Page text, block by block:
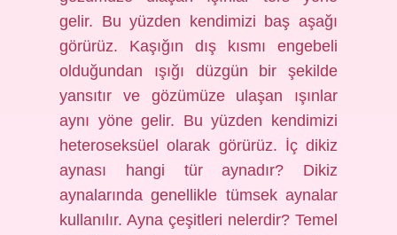
gelir. Bu yüzden kendimizi baş aşağı
görürüz. Kaşığın dış kısmı engebeli
olduğundan ışığı düzgün bir şekilde
yansıtır ve gözümüze ulaşan ışınlar
aynı yöne gelir. Bu yüzden kendimizi
heteroseksüel olarak görürüz. İç dikiz
aynası hangi tür aynadır? Dikiz
aynalarında genellikle tümsek aynalar
kullanılır. Ayna çeşitleri nelerdir? Temel